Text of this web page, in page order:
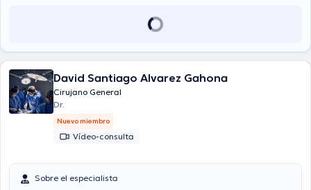
David Santiago Alvarez Gahona
Cirujano General
Dr.
Nuevo miembro
Vídeo-consulta
Sobre el especialista